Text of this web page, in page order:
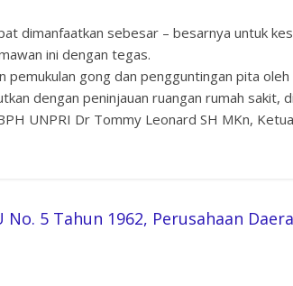
dimanfaatkan sebesar – besarnya untuk
ini dengan tegas.
pemukulan gong dan pengguntingan pita
dengan peninjauan ruangan rumah sakit,
UNPRI Dr Tommy Leonard SH MKn,
No. 5 Tahun 1962, Perusahaan